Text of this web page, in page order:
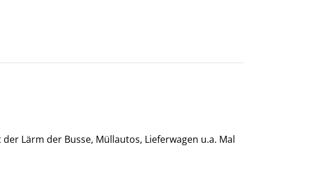
Lärm der Busse, Müllautos, Lieferwagen u.a. Mal